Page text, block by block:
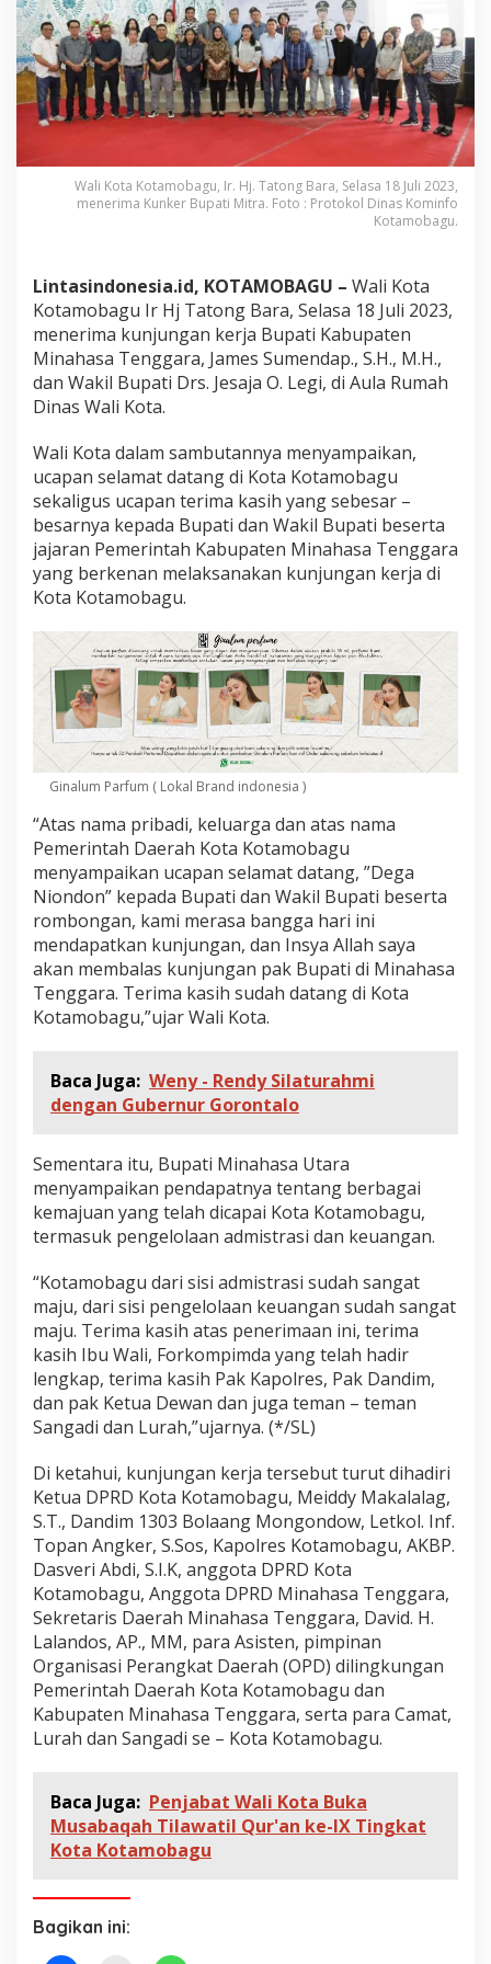
b
a
g
u
T
e
m
a
k
e
r
B
u
p
a
M
i
t
r
a
Wali Kota Kotamobagu, Ir. Hj. Tatong Bara, Selasa 18 Juli 2023,
menerima Kunker Bupati Mitra. Foto : Protokol Dinas Kominfo
Kotamobagu.
Lintasindonesia.id, KOTAMOBAGU – Wali Kota
Kotamobagu Ir Hj Tatong Bara, Selasa 18 Juli 2023,
menerima kunjungan kerja Bupati Kabupaten
Minahasa Tenggara, James Sumendap., S.H., M.H.,
dan Wakil Bupati Drs. Jesaja O. Legi, di Aula Rumah
Dinas Wali Kota.
Wali Kota dalam sambutannya menyampaikan,
ucapan selamat datang di Kota Kotamobagu
sekaligus ucapan terima kasih yang sebesar –
besarnya kepada Bupati dan Wakil Bupati beserta
jajaran Pemerintah Kabupaten Minahasa Tenggara
yang berkenan melaksanakan kunjungan kerja di
Kota Kotamobagu.
Ginalum Parfum ( Lokal Brand indonesia )
“Atas nama pribadi, keluarga dan atas nama
Pemerintah Daerah Kota Kotamobagu
menyampaikan ucapan selamat datang, ”Dega
Niondon” kepada Bupati dan Wakil Bupati beserta
rombongan, kami merasa bangga hari ini
mendapatkan kunjungan, dan Insya Allah saya
akan membalas kunjungan pak Bupati di Minahasa
Tenggara. Terima kasih sudah datang di Kota
Kotamobagu,”ujar Wali Kota.
Baca Juga: Weny - Rendy Silaturahmi
dengan Gubernur Gorontalo
Sementara itu, Bupati Minahasa Utara
menyampaikan pendapatnya tentang berbagai
kemajuan yang telah dicapai Kota Kotamobagu,
termasuk pengelolaan admistrasi dan keuangan.
“Kotamobagu dari sisi admistrasi sudah sangat
maju, dari sisi pengelolaan keuangan sudah sangat
maju. Terima kasih atas penerimaan ini, terima
kasih Ibu Wali, Forkompimda yang telah hadir
lengkap, terima kasih Pak Kapolres, Pak Dandim,
dan pak Ketua Dewan dan juga teman – teman
Sangadi dan Lurah,”ujarnya. (*/SL)
Di ketahui, kunjungan kerja tersebut turut dihadiri
Ketua DPRD Kota Kotamobagu, Meiddy Makalalag,
S.T., Dandim 1303 Bolaang Mongondow, Letkol. Inf.
Topan Angker, S.Sos, Kapolres Kotamobagu, AKBP.
Dasveri Abdi, S.I.K, anggota DPRD Kota
Kotamobagu, Anggota DPRD Minahasa Tenggara,
Sekretaris Daerah Minahasa Tenggara, David. H.
Lalandos, AP., MM, para Asisten, pimpinan
Organisasi Perangkat Daerah (OPD) dilingkungan
Pemerintah Daerah Kota Kotamobagu dan
Kabupaten Minahasa Tenggara, serta para Camat,
Lurah dan Sangadi se – Kota Kotamobagu.
Baca Juga: Penjabat Wali Kota Buka
Musabaqah Tilawatil Qur'an ke-IX Tingkat
Kota Kotamobagu
Bagikan ini: